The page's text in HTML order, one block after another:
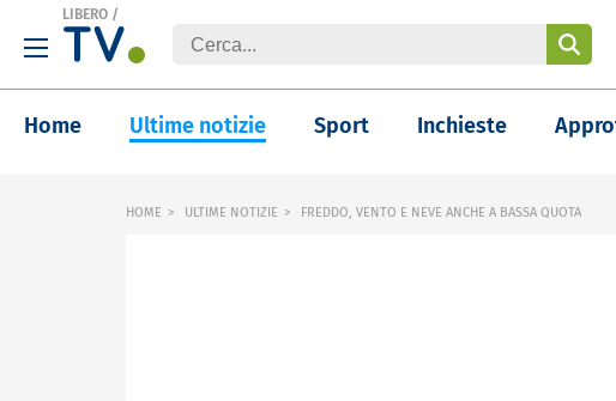
LIBERO /
Home Ultime notizie Sport Inchieste
HOME ULTIME NOTIZIE FREDDO, VENTO E NEVE ANCHE A BASSA QUOTA